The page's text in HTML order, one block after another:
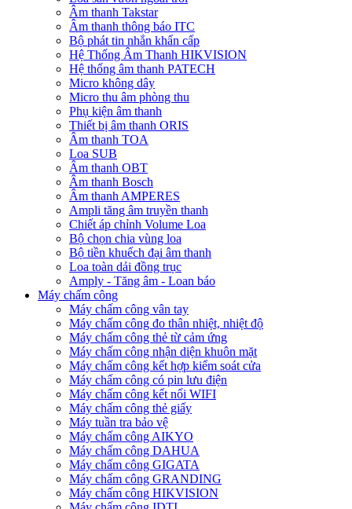
Âm thanh Takstar
Âm thanh thông báo ITC
Bộ phát tin nhắn khẩn cấp
Hệ Thống Âm Thanh HIKVISION
Hệ thống âm thanh PATECH
Micro không dây
Micro thu âm phòng thu
Phụ kiện âm thanh
Thiết bị âm thanh ORIS
Âm thanh TOA
Loa SUB
Âm thanh OBT
Âm thanh Bosch
Âm thanh AMPERES
Ampli tăng âm truyền thanh
Chiết áp chỉnh Volume Loa
Bộ chọn chia vùng loa
Bộ tiền khuếch đại âm thanh
Loa toàn dải đồng trục
Amply - Tăng âm - Loan báo
Máy chấm công
Máy chấm công vân tay
Máy chấm công đo thân nhiệt, nhiệt độ
Máy chấm công thẻ từ cảm ứng
Máy chấm công nhận diện khuôn mặt
Máy chấm công kết hợp kiểm soát cửa
Máy chấm công có pin lưu điện
Máy chấm công kết nối WIFI
Máy chấm công thẻ giấy
Máy tuần tra bảo vệ
Máy chấm công AIKYO
Máy chấm công DAHUA
Máy chấm công GIGATA
Máy chấm công GRANDING
Máy chấm công HIKVISION